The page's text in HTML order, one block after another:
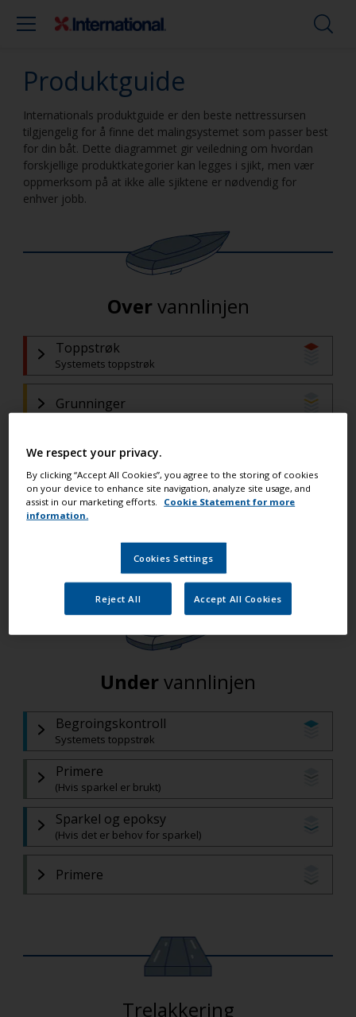
Produktguide
Internationals produktguide er den beste nettressursen
tilgjengelig for å finne det malingsystemet som passer best
for din båt. Dette diagrammet gir veiledning om hvordan
forskjellige produktkategorier kan legges i sjikt, men vær
oppmerksom på at ikke alle sjiktene er nødvendig for
enhver jobb.
Overvannlinjen
Toppstrøk
Systemets toppstrøk
Grunninger
(Hvis sparkel er brukt)
Sparkel og epoksy
(Hvis det er behov for sparkel)
Undervannlinjen
Begroingskontroll
Systemets toppstrøk
Primere
(Hvis sparkel er brukt)
Sparkel og epoksy
(Hvis det er behov for sparkel)
Primere
Trelakkering
We respect your privacy.
By clicking “Accept All Cookies”, you agree to the storing of cookies
on your device to enhance site navigation, analyze site usage, and
assist in our marketing efforts.
Cookie Statement for more
information.
Cookies Settings
Reject All Accept All Cookies